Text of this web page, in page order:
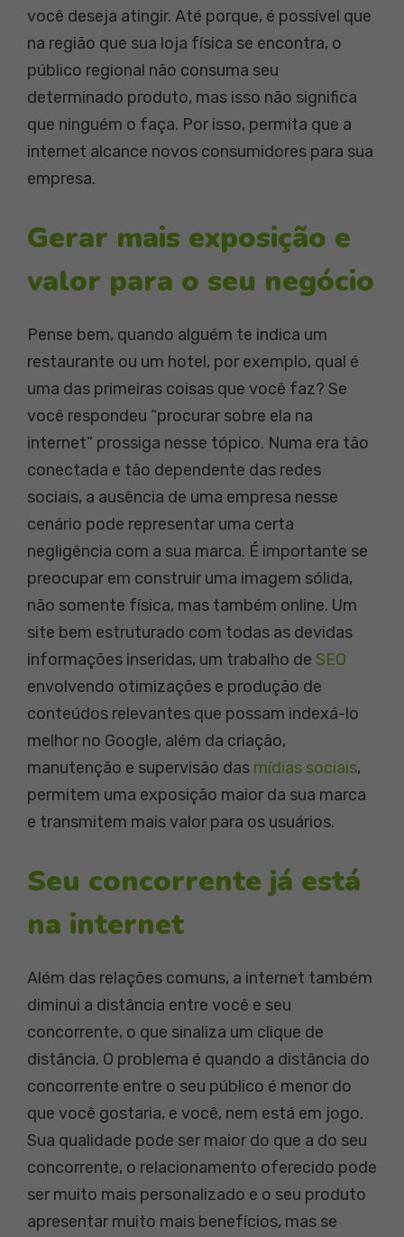
você deseja atingir. Até porque, é possível que
na região que sua loja física se encontra, o
público regional não consuma seu
determinado produto, mas isso não significa
que ninguém o faça. Por isso, permita que a
internet alcance novos consumidores para sua
empresa.
Gerar mais exposição e
valor para o seu negócio
Pense bem, quando alguém te indica um
restaurante ou um hotel, por exemplo, qual é
uma das primeiras coisas que você faz? Se
você respondeu “procurar sobre ela na
internet” prossiga nesse tópico. Numa era tão
conectada e tão dependente das redes
sociais, a ausência de uma empresa nesse
cenário pode representar uma certa
negligência com a sua marca. É importante se
preocupar em construir uma imagem sólida,
não somente física, mas também online. Um
site bem estruturado com todas as devidas
informações inseridas, um trabalho de SEO
envolvendo otimizações e produção de
conteúdos relevantes que possam indexá-lo
melhor no Google, além da criação,
manutenção e supervisão das mídias sociais,
permitem uma exposição maior da sua marca
e transmitem mais valor para os usuários.
Seu concorrente já está
na internet
Além das relações comuns, a internet também
diminui a distância entre você e seu
concorrente, o que sinaliza um clique de
distância. O problema é quando a distância do
concorrente entre o seu público é menor do
que você gostaria, e você, nem está em jogo.
Sua qualidade pode ser maior do que a do seu
concorrente, o relacionamento oferecido pode
ser muito mais personalizado e o seu produto
apresentar muito mais benefícios, mas se